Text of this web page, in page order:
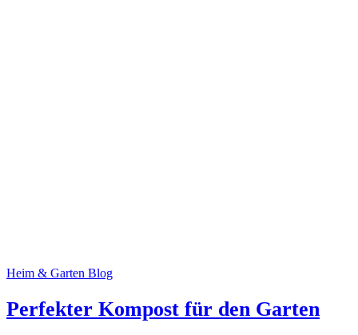
Heim & Garten Blog
Perfekter Kompost für den Garten